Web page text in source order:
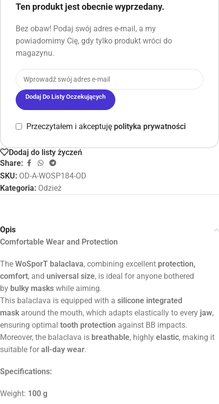
Ten produkt jest obecnie wyprzedany.
Bez obaw! Podaj swój adres e-mail, a my
powiadomimy Cię, gdy tylko produkt wróci do
magazynu.
Dodaj Do Listy Oczekujących
Przeczytałem i akceptuję polityka prywatności
Dodaj do listy życzeń
Share:
SKU: OD-A-WOSP184-OD
Kategoria: Odzież
Opis
Comfortable Wear and Protection
The WoSporT balaclava, combining excellent protection,
comfort, and universal size, is ideal for anyone bothered
by bulky masks while aiming.
This balaclava is equipped with a silicone integrated
maskaround the mouth, which adapts elastically to every jaw,
ensuring optimal tooth protection against BB impacts.
Moreover, the balaclava is breathable, highly elastic, making it
suitable for all-day wear.
Specifications:
Weight: 100 g